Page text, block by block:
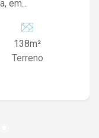
em
03
de estar;
serviço; Área
agende uma
138m²
Terreno